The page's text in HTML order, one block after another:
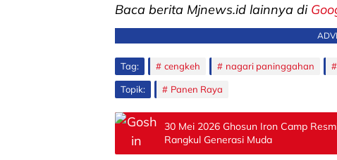
Baca berita Mjnews.id lainnya di
Tag: cengkeh nagari paninggahan
Topik: Panen Raya
30 Mei 2026 Ghosun Iron Camp
Rangkul Generasi Muda